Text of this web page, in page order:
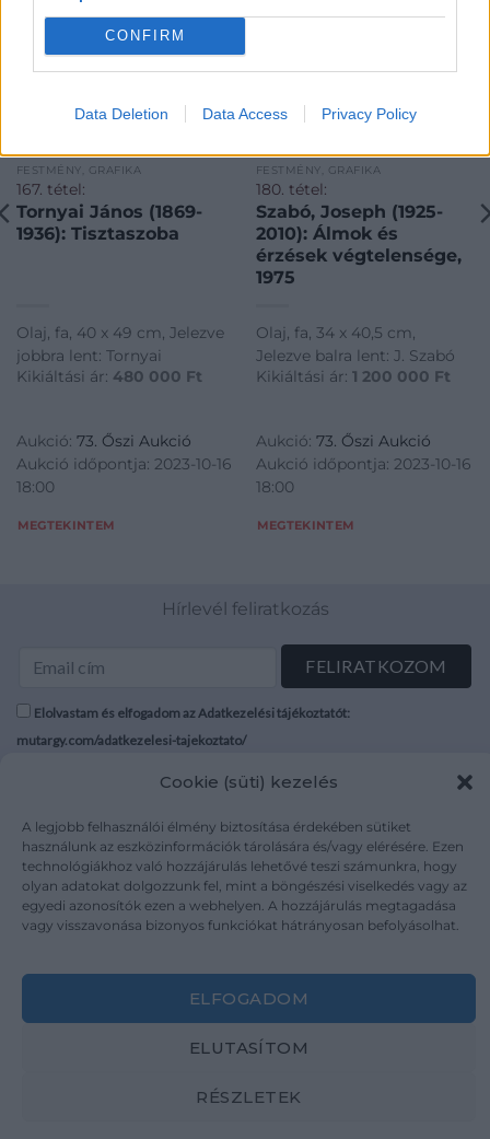
CONFIRM
Data Deletion Data Access Privacy Policy
Cookie (süti) kezelés
A legjobb felhasználói élmény biztosítása érdekében sütiket
használunk az eszközinformációk tárolására és/vagy elérésére. Ezen
technológiákhoz való hozzájárulás lehetővé teszi számunkra, hogy
olyan adatokat dolgozzunk fel, mint a böngészési viselkedés vagy az
egyedi azonosítók ezen a webhelyen. A hozzájárulás megtagadása
vagy visszavonása bizonyos funkciókat hátrányosan befolyásolhat.
ELFOGADOM
ELUTASÍTOM
RÉSZLETEK
FESTMÉNY, GRAFIKA
167. tétel:
Tornyai János (1869-
1936): Tisztaszoba
Olaj, fa, 40 x 49 cm, Jelezve
jobbra lent: Tornyai
Kikiáltási ár: 480 000 Ft
Aukció: 73. Őszi Aukció
Aukció időpontja: 2023-10-16
18:00
MEGTEKINTEM
FESTMÉNY, GRAFIKA
180. tétel:
Szabó, Joseph (1925-
2010): Álmok és
érzések végtelensége,
1975
Olaj, fa, 34 x 40,5 cm,
Jelezve balra lent: J. Szabó
Kikiáltási ár: 1 200 000 Ft
Aukció: 73. Őszi Aukció
Aukció időpontja: 2023-10-16
18:00
MEGTEKINTEM
Hírlevél feliratkozás
Elolvastam és elfogadom az Adatkezelési tájékoztatót:
mutargy.com/adatkezelesi-tajekoztato/
Médiaajánlat
Karrier
Kapcsolat
Áraink
ÁSZF
Adatvédelem
Impresszum